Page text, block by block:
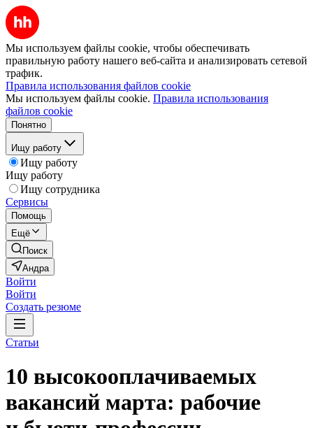
Мы используем файлы cookie, чтобы обеспечивать
правильную работу нашего веб-сайта и анализировать сетевой
трафик.
Правила использования файлов cookie
Мы используем файлы cookie. Правила использования
файлов cookie
Понятно
Ищу работу
Ищу работу
Ищу работу
Ищу сотрудника
Сервисы
Помощь
Ещё
Поиск
Андра
Войти
Войти
Создать резюме
Статьи
10 высокооплачиваемых
вакансий марта: рабочие